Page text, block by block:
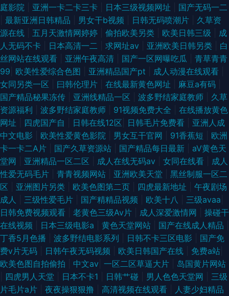
庭影院
亚洲一卡二卡三卡 日本三级视频网址
国产无码一二
最新亚洲日韩精品 男女干b视频 日韩无码喷潮片
久草资
源在线
五月天激情网婷婷 偷拍欧美另类 欧美日韩三级
成
人无码不卡
日本高清一二 求网址av 亚洲欧美日韩另类
白
丝网站在线观看
亚洲午夜高清 国产一区网曝吃瓜
青草青青
99 欧美性爱综合色图 亚洲精品国产pt 成人动漫在线观看
女同另类一区
曰韩伦理片 在线最新黄色网址 麻豆a有码
国产精品秘果冻传
亚洲线精品一区 波多野结家庭教师
久草
资源福利
波多野结家庭教师 91视频免费大全
在线播放黄色
网址
四虎国产自 日韩在线12区 日韩毛片免费看
亚洲人成
中文电影
欧美性爱黄色影院 男女互干官网 91香蕉短
欧洲
卡一卡二A片
国产久草资源站 国产精品每日最新
aV黄色天
堂网
亚洲精品一区二区 成人在线无码av 女同在线看
成人
性爱无码毛片
青青视频网站 亚洲欧美天堂
黑丝制服一区二
区
亚洲图片另类 欧美色图第二页 四虎最新地址
午夜剧场
成人
三级性爱毛片 国产精精品视频 欧美十八 三级avaa
日韩免费视频观看
老黄色三级Av片 成人深爱激情网
操碰干
在线视频
日本三级电影a 黄色天堂网站 国产在线成人精品
丁香5月色播
波多野结电影系列 日韩不卡三区电影
国产免
费ⅴ片无码
日韩午夜无码视频 欧美日韩国产在线 免费a站
欧美色图自拍偷拍
中文av 一区二区草逼大片
岛国黄片网站
四虎男人天堂 日本不卡1 日韩艹碰 男人色色天堂网
三级
片毛片a片
夜夜操狠狠撸 高清视频在线观看
人妻少妇精品